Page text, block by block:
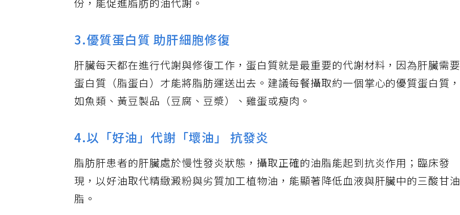
份，能促進脂肪的油代謝。
3.優質蛋白質 助肝細胞修復
肝臟每天都在進行代謝與修復工作，蛋白質就是最重要的代謝材料，因為肝臟需要
蛋白質（脂蛋白）才能將脂肪運送出去。建議每餐攝取約一個掌心的優質蛋白質，
如魚類、黃豆製品（豆腐、豆漿）、雞蛋或瘦肉。
4.以「好油」代謝「壞油」 抗發炎
脂肪肝患者的肝臟處於慢性發炎狀態，攝取正確的油脂能起到抗炎作用；臨床發
現，以好油取代精緻澱粉與劣質加工植物油，能顯著降低血液與肝臟中的三酸甘油
脂。